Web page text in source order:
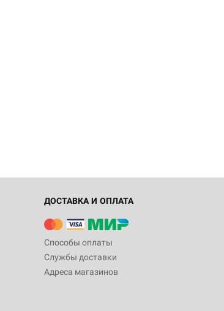
ДОСТАВКА И ОПЛАТА
Способы оплаты
Службы доставки
Адреса магазинов